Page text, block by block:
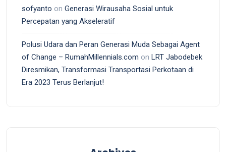
sofyanto on Generasi Wirausaha Sosial untuk
Percepatan yang Akseleratif
Polusi Udara dan Peran Generasi Muda Sebagai Agent
of Change – RumahMillennials.com on LRT Jabodebek
Diresmikan, Transformasi Transportasi Perkotaan di
Era 2023 Terus Berlanjut!